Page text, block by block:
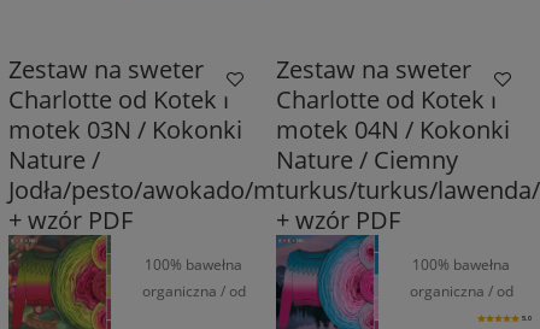
Zestaw na sweter
Charlotte od Kotek i
motek 03N / Kokonki
Nature /
Jodła/pesto/awokado/malina/magenta
+ wzór PDF
100% bawełna
organiczna / od
Zestaw na sweter
Charlotte od Kotek i
motek 04N / Kokonki
Nature / Ciemny
turkus/turkus/
+ wzór PDF
100% bawełna
organiczna / od
1550 m / od 270 g 5.0